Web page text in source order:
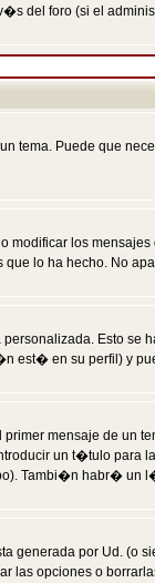
del foro (si el
Puede que
los
lo ha hecho. No
Esto
est� en su perfil) y
primer mensaje de un
un t�tulo
Tambi�n habr� un
por Ud. (o
las opciones o